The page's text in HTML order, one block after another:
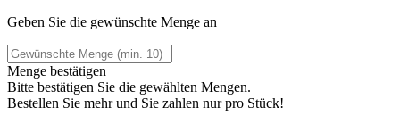
Geben Sie die gewünschte Menge an
Menge bestätigen
Bitte bestätigen Sie die gewählten Mengen.
Bestellen Sie mehr und Sie zahlen nurpro Stück!